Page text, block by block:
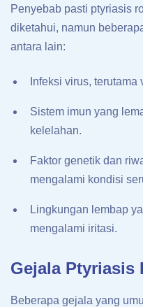
Penyebab pasti ptyriasis
diketahui, namun
antara lain:
Infeksi virus,
Sistem imun yang
kelelahan.
Faktor genetik dan
mengalami kondisi
Lingkungan lembap
mengalami iritasi.
Gejala Ptyriasis
Beberapa gejala yang